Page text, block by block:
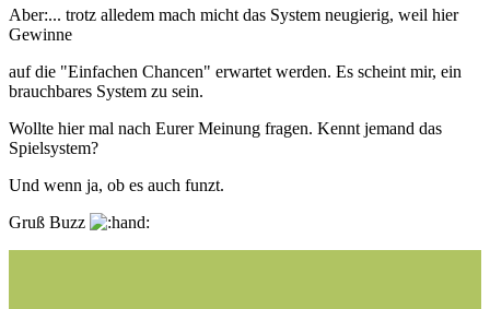
Aber:... trotz alledem mach micht das System neugierig, weil hier
Gewinne
auf die "Einfachen Chancen" erwartet werden. Es scheint mir, ein
brauchbares System zu sein.
Wollte hier mal nach Eurer Meinung fragen. Kennt jemand das
Spielsystem?
Und wenn ja, ob es auch funzt.
Gruß Buzz